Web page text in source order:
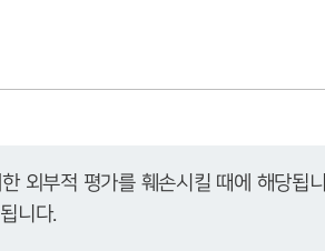
외부적 평가를 훼손시킬 때에 해당됩